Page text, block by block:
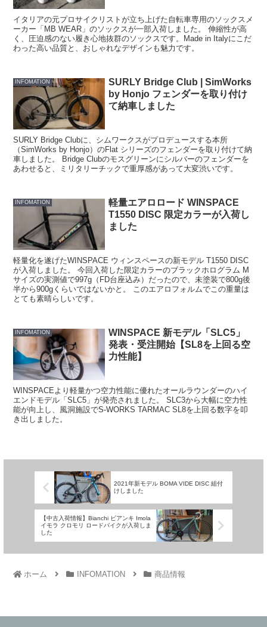
イタリアの元プロサイクリストが立ち上げた自転車専用のソックスメ
ーカー「MB WEAR」のソックスが一部入荷しました。 伸縮性が高
く、圧迫感のない履き心地抜群のソックスです。Made in Italyにこだ
わった高い品質と、おしゃれなデザインも魅力です。
INFOMATION
SURLY Bridge Club | SimWorks
by Honjo フェンダーを取り付け
て納車しました
SURLY Bridge Clubに、シムワークスがプロデュースする本所
（SimWorks by Honjo）のFlat シリーズのフェンダーを取り付けて納
車しました。 Bridge Clubのモスグリーンにシルバーのフェンダーを
あわせると、ミリタリーチックで重厚感があって大変渋いです。
INFOMATION
軽量エアロロード WINSPACE
T1550 DISC 限定カラーが入荷し
ました
軽量化を遂げたWINSPACE ウィンスペースの新モデル T1550 DISC
が入荷しました。 今回入荷した限定カラーのブラックホログラム M
サイズの実測値で997g（FD台座込み）だったので、未塗装で800g後
半から900gくらいではないかと。 このエアロフォルムでこの重量は
とても素晴らしいです。
INFOMATION
WINSPACE 新モデル「SLC5」
発表・受注開始【SL8を上回る空
力性能】
WINSPACEより軽量かつ空力性能に優れたオールラウンダーのハイ
エンドモデル「SLC5」が発売されました。 SLC3から大幅に空力性
能が向上し、風洞施設でS-WORKS TARMAC SL8を上回る数字を叩
き出しました。
2021年新モデル BOMA VIDE DISC 組付
けしました
【中古入荷情報】Bianchi ビアンキ Imola
イモラ クロモリ ロードバイクが入荷しま
した
ホーム INFOMATION 商品情報